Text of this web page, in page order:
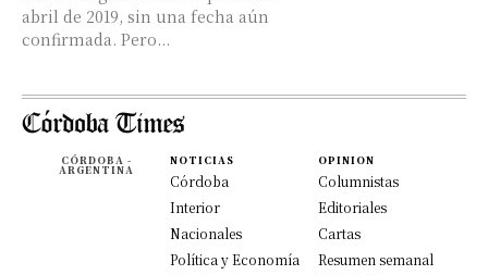
abril de 2019, sin una fecha aún
confirmada. Pero...
CÓRDOBA -
ARGENTINA
NOTICIAS
Córdoba
Interior
Nacionales
Política y Economía
OPINION
Columnistas
Editoriales
Cartas
Resumen semanal